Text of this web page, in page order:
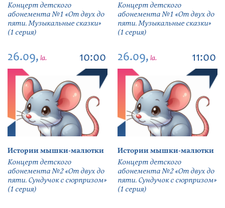
Концерт детского
абонемента №1 «От двух до
пяти. Музыкальные сказки»
(1 серия)
Концерт детского
абонемента №1 «От двух до
пяти. Музыкальные сказки»
(1 серия)
26.09, la. 10:00
Истории мышки-малютки
Концерт детского
абонемента №2 «От двух до
пяти. Сундучок с сюрпризом»
(1 серия)
26.09, la. 11:00
Истории мышки-малютки
Концерт детского
абонемента №2 «От двух до
пяти. Сундучок с сюрпризом»
(1 серия)